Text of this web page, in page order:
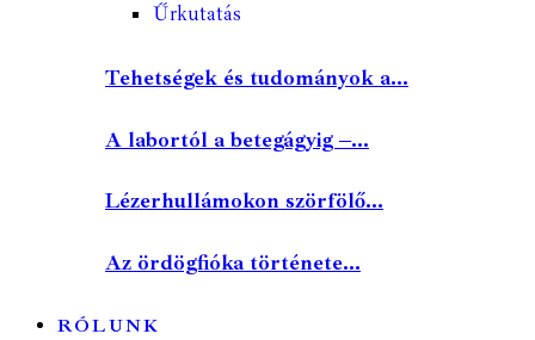
Űrkutatás
Tehetségek és tudományok a...
A labortól a betegágyig –...
Lézerhullámokon szörfölő...
Az ördögfióka története...
RÓLUNK